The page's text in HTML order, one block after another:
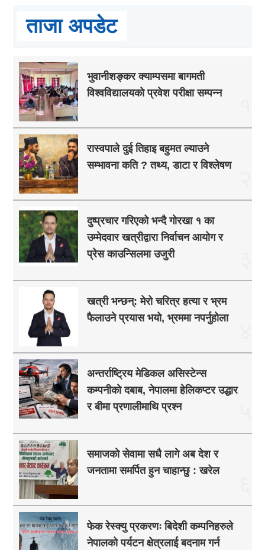
ताजा अपडेट
भुवानीशङ्कर क्याम्पसमा बागमती
विश्वविद्यालयको प्रवेश परीक्षा सम्पन्न
रास्वपाले दुई तिहाइ बहुमत ल्याउने
सम्भावना कति ? तथ्य, डाटा र विश्लेषण
दुष्प्रचार गरिएको भन्दै गोरखा १ का
उम्मेदवार खत्रीद्वारा निर्वाचन आयोग र
प्रेस काउन्सिलमा उजुरी
खत्री भन्छन्: मेरो चरित्र हत्या र भ्रम
फैलाउने प्रयास भयो, भ्रममा नपर्नुहोला
अन्तर्राष्ट्रिय मेडिकल असिस्टेन्स
कम्पनीको दबाब, नेपालमा हेलिकप्टर उद्धार
र बीमा प्रणालीमाथि प्रश्न
समाजको सेवामा सधै लागे अब देश र
जनतामा समर्पित हुन चाहान्छु : खरेल
फेक रेस्क्यु प्रकरणः बिदेशी कम्पनिहरुले
नेपालको पर्यटन क्षेत्रलाई बदनाम गर्न